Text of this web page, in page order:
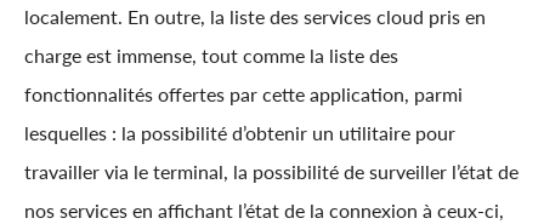
localement. En outre, la liste des services cloud pris en
charge est immense, tout comme la liste des
fonctionnalités offertes par cette application, parmi
lesquelles : la possibilité d’obtenir un utilitaire pour
travailler via le terminal, la possibilité de surveiller l’état de
nos services en affichant l’état de la connexion à ceux-ci,